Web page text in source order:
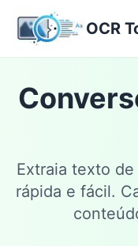
OCR
Extraia texto
rápida e fácil.